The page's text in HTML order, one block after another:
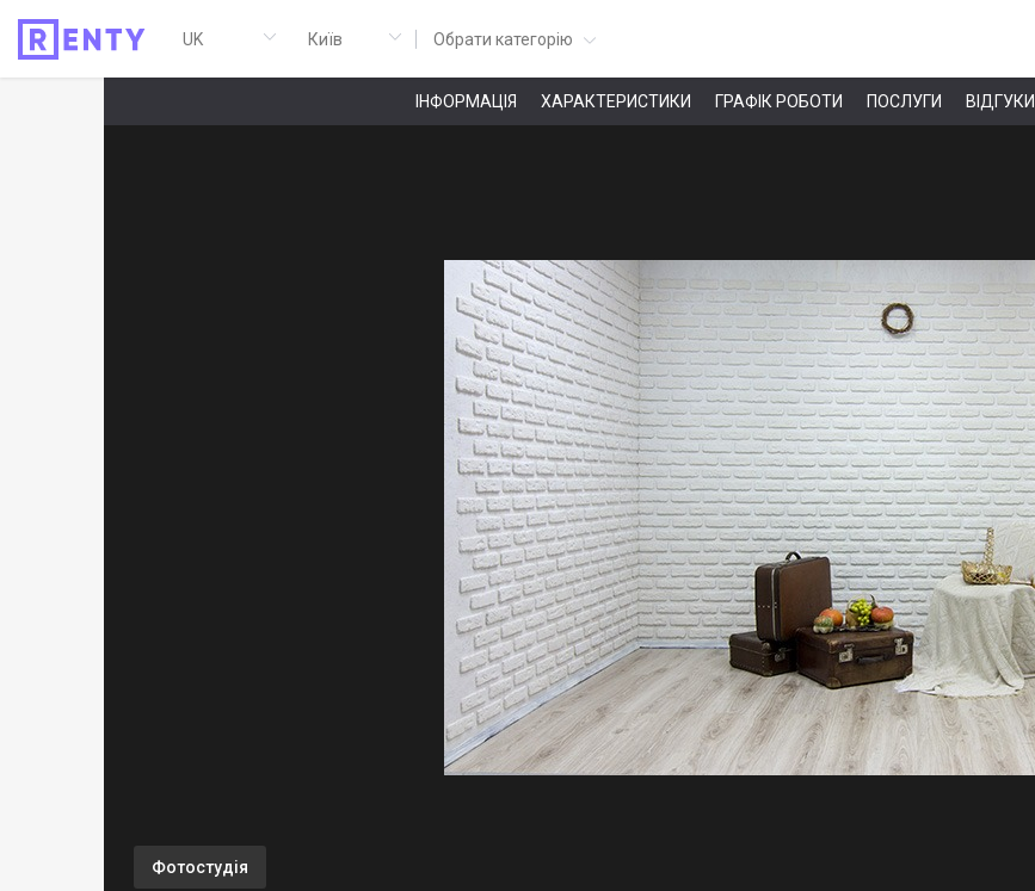
Обрати категорію
ІНФОРМАЦІЯ ХАРАКТЕРИСТИКИ ГРАФІК РОБОТИ ПОСЛУГИ ВІДГУКИ
Фотостудія